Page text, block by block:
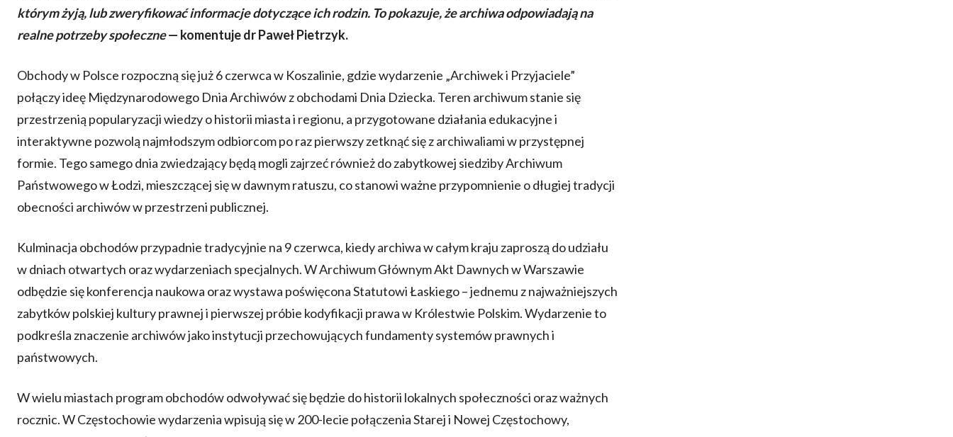
którym żyją, lub zweryfikować informacje dotyczące ich rodzin. To pokazuje, że archiwa odpowiadają na
realne potrzeby społeczne— komentuje dr Paweł Pietrzyk.
Obchody w Polsce rozpoczną się już 6 czerwca w Koszalinie, gdzie wydarzenie „Archiwek i Przyjaciele”
połączy ideę Międzynarodowego Dnia Archiwów z obchodami Dnia Dziecka. Teren archiwum stanie się
przestrzenią popularyzacji wiedzy o historii miasta i regionu, a przygotowane działania edukacyjne i
interaktywne pozwolą najmłodszym odbiorcom po raz pierwszy zetknąć się z archiwaliami w przystępnej
formie. Tego samego dnia zwiedzający będą mogli zajrzeć również do zabytkowej siedziby Archiwum
Państwowego w Łodzi, mieszczącej się w dawnym ratuszu, co stanowi ważne przypomnienie o długiej tradycji
obecności archiwów w przestrzeni publicznej.
Kulminacja obchodów przypadnie tradycyjnie na 9 czerwca, kiedy archiwa w całym kraju zaproszą do udziału
w dniach otwartych oraz wydarzeniach specjalnych. W Archiwum Głównym Akt Dawnych w Warszawie
odbędzie się konferencja naukowa oraz wystawa poświęcona Statutowi Łaskiego – jednemu z najważniejszych
zabytków polskiej kultury prawnej i pierwszej próbie kodyfikacji prawa w Królestwie Polskim. Wydarzenie to
podkreśla znaczenie archiwów jako instytucji przechowujących fundamenty systemów prawnych i
państwowych.
W wielu miastach program obchodów odwoływać się będzie do historii lokalnych społeczności oraz ważnych
rocznic. W Częstochowie wydarzenia wpisują się w 200-lecie połączenia Starej i Nowej Częstochowy,